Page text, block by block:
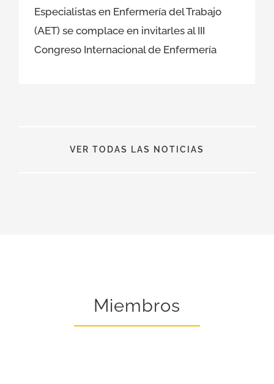
Especialistas en Enfermería del Trabajo
(AET) se complace en invitarles al III
Congreso Internacional de Enfermería
VER TODAS LAS NOTICIAS
Miembros